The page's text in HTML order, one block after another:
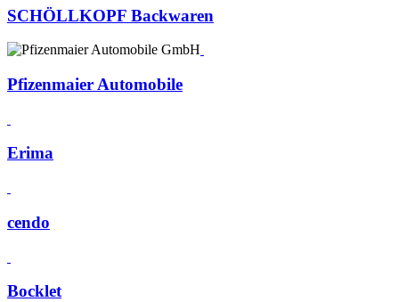
SCHÖLLKOPF Backwaren
Pfizenmaier Automobile
Erima
cendo
Bocklet